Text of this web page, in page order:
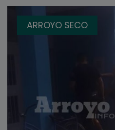
ARROYO SECO